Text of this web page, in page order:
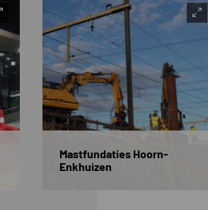
Mastfundaties Hoorn-
Enkhuizen